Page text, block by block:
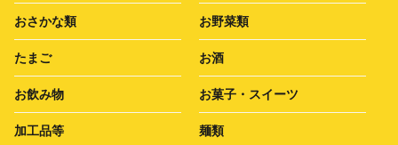
おさかな類 お野菜類
たまご お酒
お飲み物 お菓子・スイーツ
加工品等 麺類